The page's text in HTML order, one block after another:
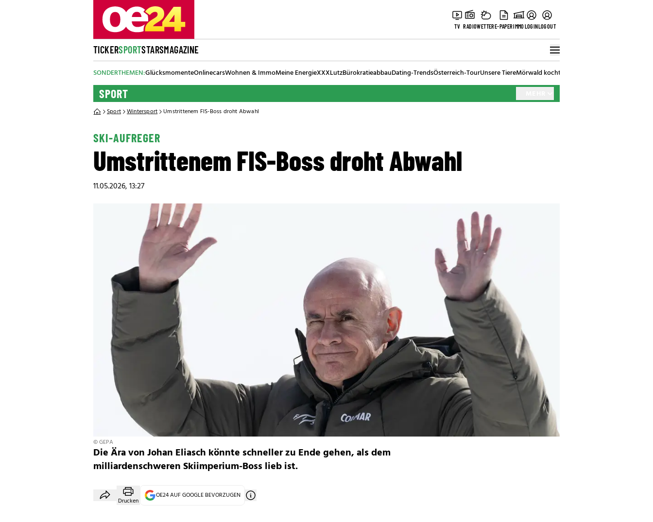
TV RADIOWETTERE-PAPERIMMOLOGINLOGOUT
TICKERSPORTSTARSMAGAZINE
SONDERTHEMEN:GlücksmomenteOnlinecarsWohnen & ImmoMeine EnergieXXXLutzBürokratieabbauDating-TrendsÖsterreich-TourUnsere TiereMörwald kocht
SPORT
Sport Wintersport Umstrittenem FIS-Boss droht Abwahl
SKI-AUFREGER
Umstrittenem FIS-Boss droht Abwahl
11.05.2026, 13:27
© GEPA
Die Ära von Johan Eliasch könnte schneller zu Ende gehen, als dem
milliardenschweren Skiimperium-Boss lieb ist.
Drucken
OE24 AUF GOOGLE BEVORZUGEN